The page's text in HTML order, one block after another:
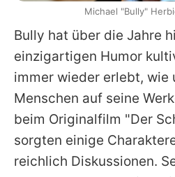
Bully hat über die Jahre
einzigartigen Humor
immer wieder erlebt, wie
Menschen auf seine
beim Originalfilm "Der
sorgten einige
reichlich Diskussionen.
Michael "Bully"